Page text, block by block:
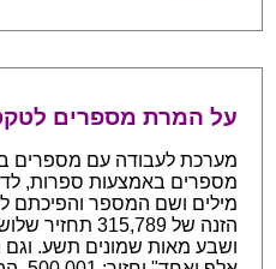
על המרת מספרים
מערכת לעבודה עם מספרים
מילים ושם המספר והפיכתם
הזנה של
ושבע מאות שמונים תשע.